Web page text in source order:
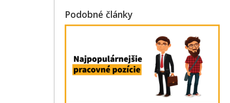
Podobné články